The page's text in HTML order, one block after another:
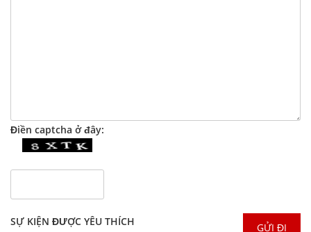
Điền captcha ở đây:
SỰ KIỆN ĐƯỢC YÊU THÍCH